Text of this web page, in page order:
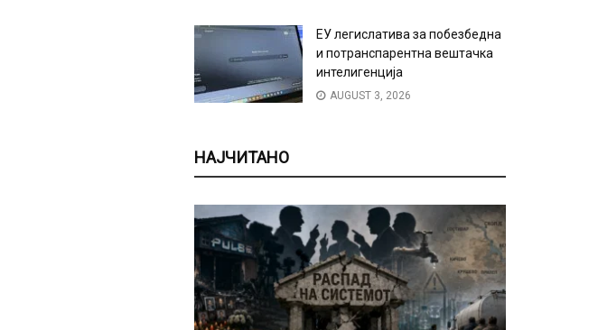
ЕУ легислатива за побезбедна
и потранспарентна вештачка
интелигенција
AUGUST 3, 2026
НАЈЧИТАНО